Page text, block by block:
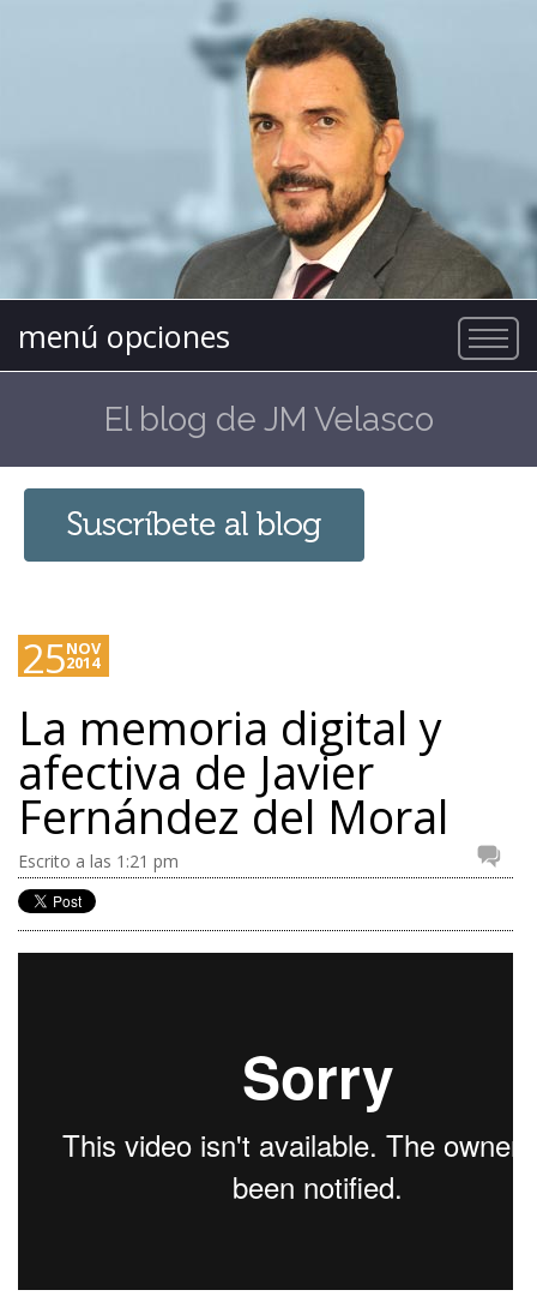
menú opciones
El blog de JM Velasco
25NOV
2014
La memoria digital y
afectiva de Javier
Fernández del Moral
Escrito a las 1:21 pm